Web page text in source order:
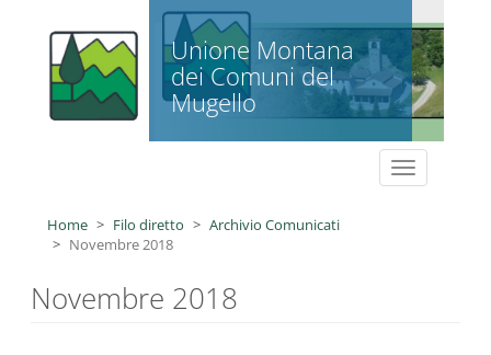
Salta al contenuto principale
Unione Montana
dei Comuni del
Mugello
Toggle
navigation
Home
Filo diretto
Archivio Comunicati
Novembre 2018
Novembre 2018